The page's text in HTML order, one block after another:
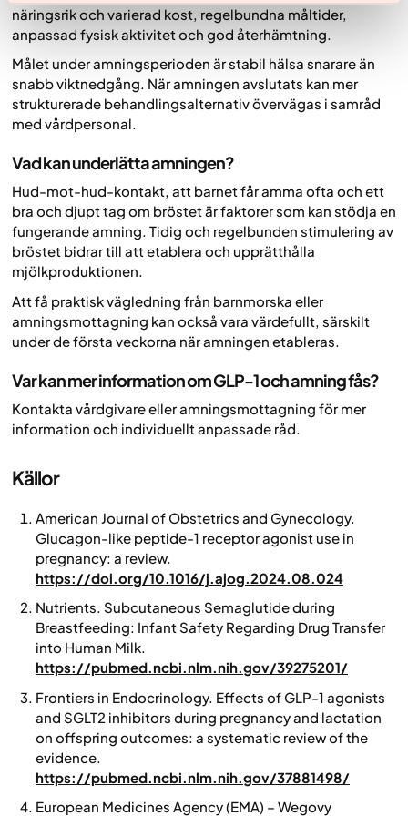
näringsrik och varierad kost, regelbundna måltider,
anpassad fysisk aktivitet och god återhämtning.
Målet under amningsperioden är stabil hälsa snarare än
snabb viktnedgång. När amningen avslutats kan mer
strukturerade behandlingsalternativ övervägas i samråd
med vårdpersonal.
Vad kan underlätta amningen?
Hud-mot-hud-kontakt, att barnet får amma ofta och ett
bra och djupt tag om bröstet är faktorer som kan stödja en
fungerande amning. Tidig och regelbunden stimulering av
bröstet bidrar till att etablera och upprätthålla
mjölkproduktionen.
Att få praktisk vägledning från barnmorska eller
amningsmottagning kan också vara värdefullt, särskilt
under de första veckorna när amningen etableras.
Var kan mer information om GLP-1 och amning fås?
Kontakta vårdgivare eller amningsmottagning för mer
information och individuellt anpassade råd.
Källor
American Journal of Obstetrics and Gynecology.
Glucagon-like peptide-1 receptor agonist use in
pregnancy: a review.
https://doi.org/10.1016/j.ajog.2024.08.024
Nutrients. Subcutaneous Semaglutide during
Breastfeeding: Infant Safety Regarding Drug Transfer
into Human Milk.
https://pubmed.ncbi.nlm.nih.gov/39275201/
Frontiers in Endocrinology. Effects of GLP-1 agonists
and SGLT2 inhibitors during pregnancy and lactation
on offspring outcomes: a systematic review of the
evidence.
https://pubmed.ncbi.nlm.nih.gov/37881498/
European Medicines Agency (EMA) – Wegovy